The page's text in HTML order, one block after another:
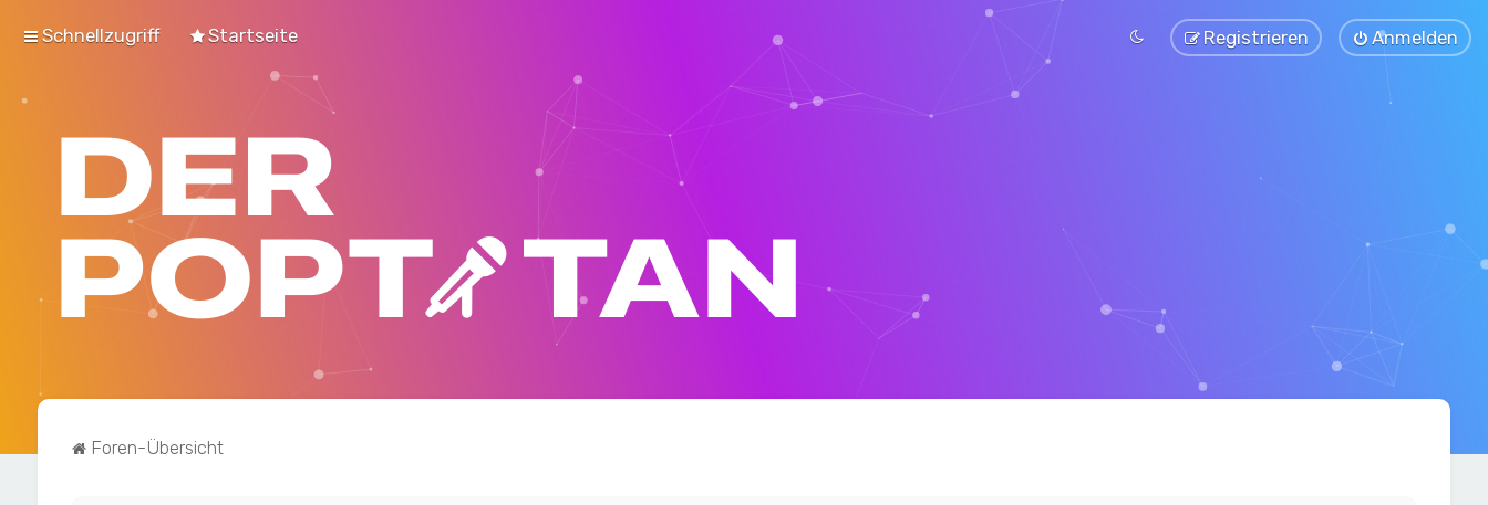
Schnellzugriff Startseite Anmelden
Registrieren
Foren-Übersicht